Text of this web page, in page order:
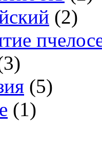
(2)
(5)
(1)